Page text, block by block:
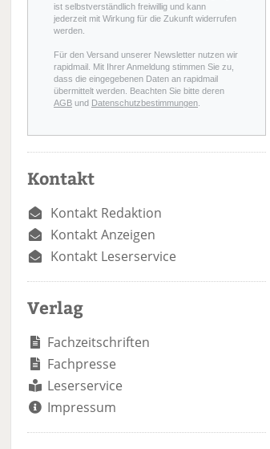
ist selbstverständlich freiwillig und kann
jederzeit mit Wirkung für die Zukunft widerrufen
werden.
Für den Versand unserer Newsletter nutzen wir
rapidmail. Mit Ihrer Anmeldung stimmen Sie zu,
dass die eingegebenen Daten an rapidmail
übermittelt werden. Beachten Sie bitte deren
AGB und Datenschutzbestimmungen
Kontakt
Kontakt Redaktion
Kontakt Anzeigen
Kontakt Leserservice
Verlag
Fachzeitschriften
Fachpresse
Leserservice
Impressum